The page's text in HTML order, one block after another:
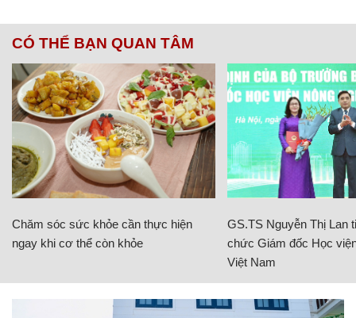
CÓ THỂ BẠN QUAN TÂM
Chăm sóc sức khỏe cần thực hiện
ngay khi cơ thể còn khỏe
GS.TS Nguyễn Thị Lan
chức Giám đốc Học
Việt Nam